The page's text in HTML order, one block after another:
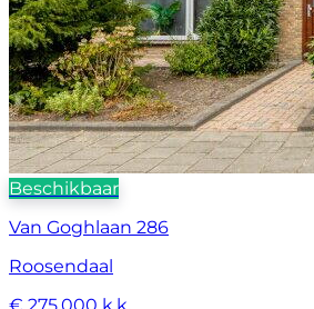
Beschikbaar
Van Goghlaan 286
Roosendaal